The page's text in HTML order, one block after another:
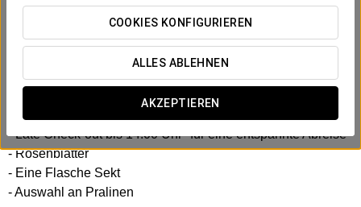
COOKIES KONFIGURIEREN
ALLES ABLEHNEN
AKZEPTIEREN
daran denken, die Liebe zu genießen.
Im Exe Suites Reforma haben wir ein romantisches Erlebnis
geschaffen, das Sie mit Ihrem Partner teilen können.
Enthält:
- Late Check-out bis 14:00 Uhr* für eine entspannte Abreise
- Rosenblätter
- Eine Flasche Sekt
- Auswahl an Pralinen